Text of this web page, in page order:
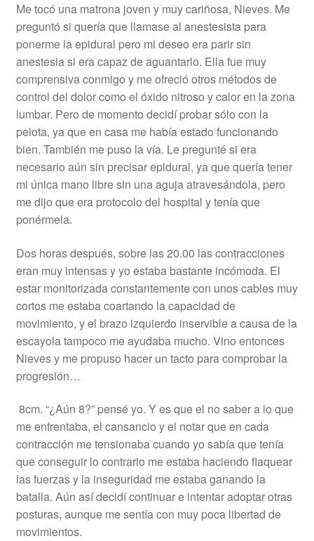
Me tocó una matrona joven y muy cariñosa, Nieves. Me
preguntó si quería que llamase al anestesista para
ponerme la epidural pero mi deseo era parir sin
anestesia si era capaz de aguantarlo. Ella fue muy
comprensiva conmigo y me ofreció otros métodos de
control del dolor como el óxido nitroso y calor en la zona
lumbar. Pero de momento decidí probar sólo con la
pelota, ya que en casa me había estado funcionando
bien. También me puso la vía. Le pregunté si era
necesario aún sin precisar epidural, ya que quería tener
mi única mano libre sin una aguja atravesándola, pero
me dijo que era protocolo del hospital y tenía que
ponérmela.
Dos horas después, sobre las 20.00 las contracciones
eran muy intensas y yo estaba bastante incómoda. El
estar monitorizada constantemente con unos cables muy
cortos me estaba coartando la capacidad de
movimiento, y el brazo izquierdo inservible a causa de la
escayola tampoco me ayudaba mucho. Vino entonces
Nieves y me propuso hacer un tacto para comprobar la
progresión…
8cm. “¿Aún 8?” pensé yo. Y es que el no saber a lo que
me enfrentaba, el cansancio y el notar que en cada
contracción me tensionaba cuando yo sabía que tenía
que conseguir lo contrario me estaba haciendo flaquear
las fuerzas y la inseguridad me estaba ganando la
batalla. Aún así decidí continuar e intentar adoptar otras
posturas, aunque me sentía con muy poca libertad de
movimientos.